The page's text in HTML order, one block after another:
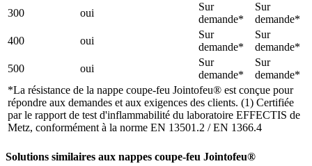
300
oui
Sur
demande*
Sur
demande*
400
oui
Sur
demande*
Sur
demande*
500
oui
Sur
demande*
Sur
demande*
*La résistance de la nappe coupe-feu Jointofeu® est conçue pour
répondre aux demandes et aux exigences des clients. (1) Certifiée
par le rapport de test d'inflammabilité du laboratoire EFFECTIS de
Metz, conformément à la norme EN 13501.2 / EN 1366.4
Solutions similaires aux nappes coupe-feu Jointofeu®